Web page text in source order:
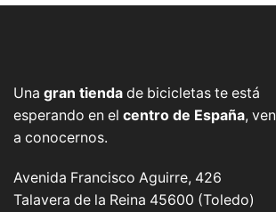
Una gran tienda de bicicletas te está
esperando en el centro de España, ven
a conocernos.
Avenida Francisco Aguirre, 426
Talavera de la Reina 45600 (Toledo)